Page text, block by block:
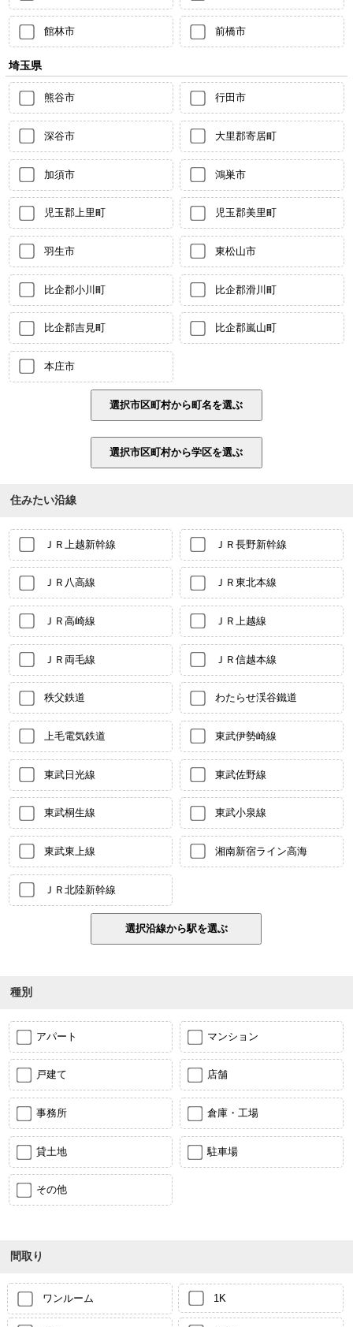
館林市 前橋市
埼玉県
熊谷市 行田市
深谷市 大里郡寄居町
加須市 鴻巣市
児玉郡上里町 児玉郡美里町
羽生市 東松山市
比企郡小川町 比企郡滑川町
比企郡吉見町 比企郡嵐山町
本庄市
住みたい沿線
ＪＲ上越新幹線 ＪＲ長野新幹線
ＪＲ八高線 ＪＲ東北本線
ＪＲ高崎線 ＪＲ上越線
ＪＲ両毛線 ＪＲ信越本線
秩父鉄道 わたらせ渓谷鐵道
上毛電気鉄道 東武伊勢崎線
東武日光線 東武佐野線
東武桐生線 東武小泉線
東武東上線 湘南新宿ライン高海
ＪＲ北陸新幹線
種別
アパート マンション
戸建て 店舗
事務所 倉庫・工場
貸土地 駐車場
その他
間取り
ワンルーム 1K